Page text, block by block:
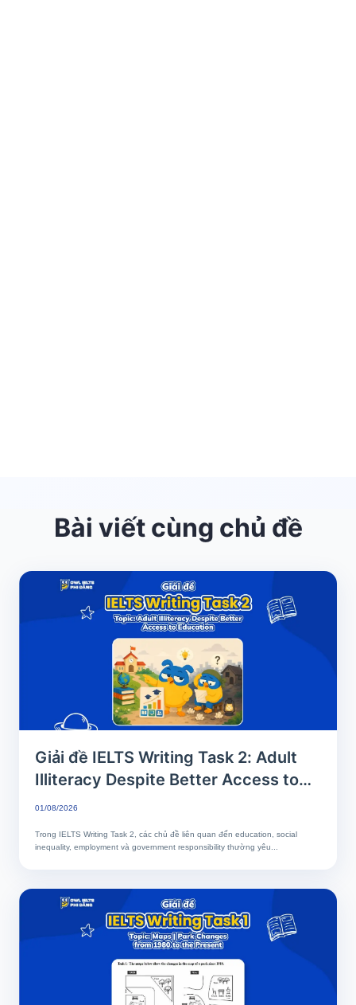
Bài viết cùng chủ đề
Giải đề IELTS Writing Task 2: Adult
Illiteracy Despite Better Access to
Education | Phân tích chi tiết & Bài
01/08/2026
Trong IELTS Writing Task 2, các chủ đề liên quan đến education, social
inequality, employment và government responsibility thường yêu...